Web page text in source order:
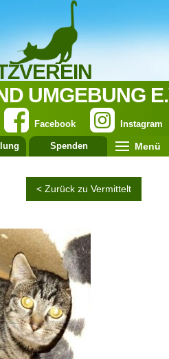
UMGEBUNG
Instagram
Facebook
Spenden Menü
< Zurück zu Vermittelt